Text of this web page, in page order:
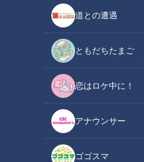
道との遭遇
ともだちたまご
恋はロケ中に！
アナウンサー
ゴゴスマ
食べなきゃ損する
地元の食べなきゃ損する愛
山市にあるダイニング ラ
東区にあるPUPPY